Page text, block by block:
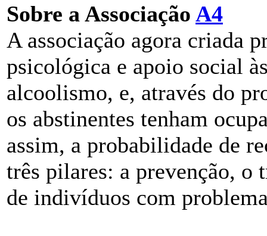
Sobre a Associação A4
A associação agora criada
psicológica e apoio social
alcoolismo, e, através do
os abstinentes tenham
assim, a probabilidade de
três pilares: a prevenção, o
de indivíduos com